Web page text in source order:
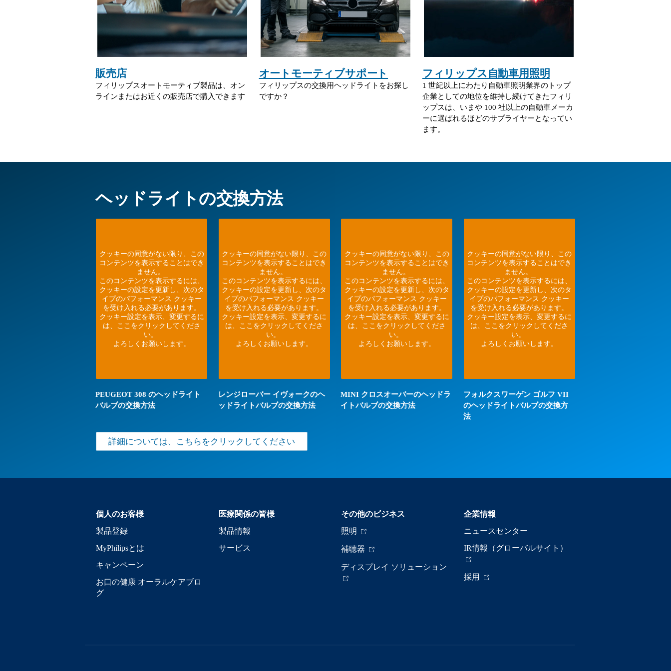
販売店
フィリップスオートモーティブ製品は、オン
ラインまたはお近くの販売店で購入できます
オートモーティブサポート
フィリップスの交換用ヘッドライトをお探し
ですか？
フィリップス自動車用照明
1 世紀以上にわたり自動車照明業界のトップ
企業としての地位を維持し続けてきたフィリ
ップスは、いまや 100 社以上の自動車メーカ
ーに選ばれるほどのサプライヤーとなってい
ます。
ヘッドライトの交換方法
クッキーの同意がない限り、この
コンテンツを表示することはでき
ません。
このコンテンツを表示するには、
クッキーの設定を更新し、次のタ
イプのパフォーマンス クッキー
を受け入れる必要があります。
クッキー設定を表示、変更するに
は、ここをクリックしてくださ
い。
よろしくお願いします。
PEUGEOT 308 のヘッドライト
バルブの交換方法
クッキーの同意がない限り、この
コンテンツを表示することはでき
ません。
このコンテンツを表示するには、
クッキーの設定を更新し、次のタ
イプのパフォーマンス クッキー
を受け入れる必要があります。
クッキー設定を表示、変更するに
は、ここをクリックしてくださ
い。
よろしくお願いします。
レンジローバー イヴォークのヘ
ッドライトバルブの交換方法
クッキーの同意がない限り、この
コンテンツを表示することはでき
ません。
このコンテンツを表示するには、
クッキーの設定を更新し、次のタ
イプのパフォーマンス クッキー
を受け入れる必要があります。
クッキー設定を表示、変更するに
は、ここをクリックしてくださ
い。
よろしくお願いします。
MINI クロスオーバーのヘッドラ
イトバルブの交換方法
クッキーの同意がない限り、この
コンテンツを表示することはでき
ません。
このコンテンツを表示するには、
クッキーの設定を更新し、次のタ
イプのパフォーマンス クッキー
を受け入れる必要があります。
クッキー設定を表示、変更するに
は、ここをクリックしてくださ
い。
よろしくお願いします。
フォルクスワーゲン ゴルフ VII
のヘッドライトバルブの交換方
法
詳細については、こちらをクリックしてください
個人のお客様
製品登録
MyPhilipsとは
キャンペーン
お口の健康 オーラルケアブロ
グ
医療関係の皆様
製品情報
サービス
その他のビジネス
照明
補聴器
ディスプレイ ソリューション
企業情報
ニュースセンター
IR情報（グローバルサイト）
採用